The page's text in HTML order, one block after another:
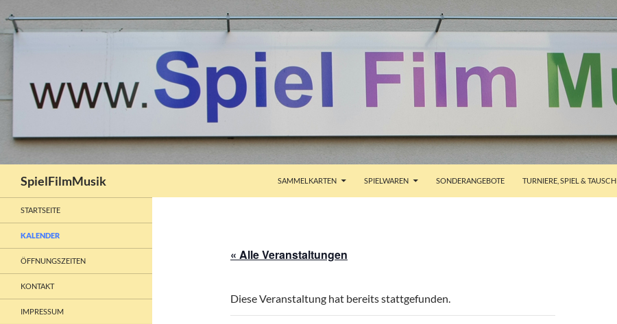
SpielFilmMusik
SAMMELKARTEN
SPIELWAREN SONDERANGEBOTE TURNIERE, SPIEL & TAUSCH
« Alle Veranstaltungen
Diese Veranstaltung hat bereits stattgefunden.
STARTSEITE
KALENDER
ÖFFNUNGSZEITEN
KONTAKT
IMPRESSUM